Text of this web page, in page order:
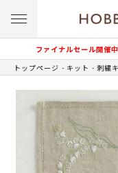
ファイナルセール開催
トップページ キット 刺繍